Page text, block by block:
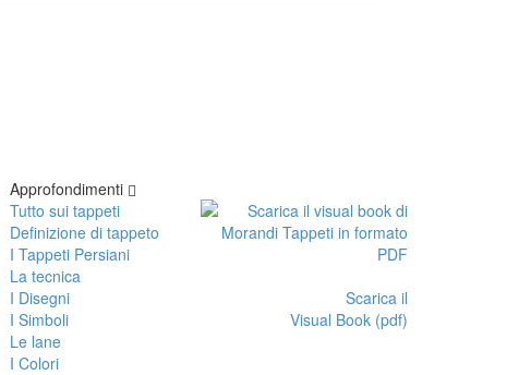
Approfondimenti
Tutto sui tappeti
Definizione di tappeto
I Tappeti Persiani
La tecnica
I Disegni
I Simboli
Le lane
I Colori
Scarica il
Visual Book (pdf)